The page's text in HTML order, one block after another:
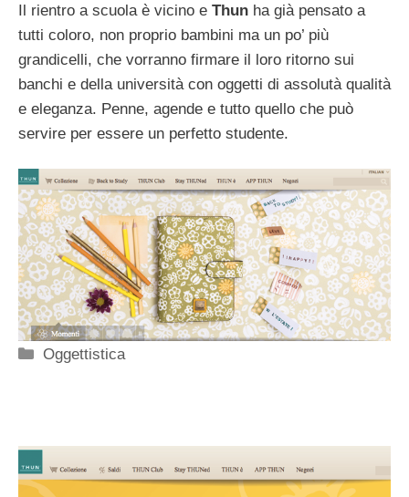
Il rientro a scuola è vicino e Thun ha già pensato a
tutti coloro, non proprio bambini ma un po’ più
grandicelli, che vorranno firmare il loro ritorno sui
banchi e della università con oggetti di assolutà qualità
e eleganza. Penne, agende e tutto quello che può
servire per essere un perfetto studente.
Categorie
Oggettistica